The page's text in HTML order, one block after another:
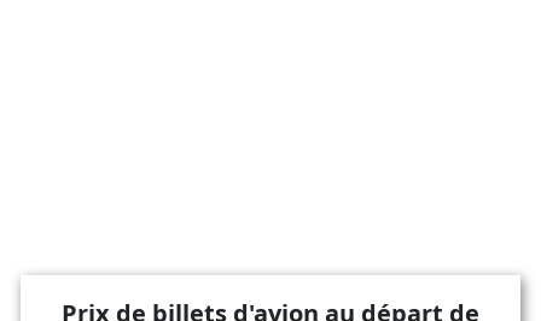
Prix de billets d'avion au départ de